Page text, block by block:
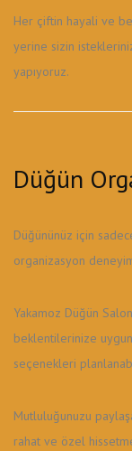
Her çiftin hayali ve
yerine sizin
yapıyoruz.
Düğün
Düğününüz için
organizasyon
Yakamoz Düğün
beklentilerinize
seçenekleri
Mutluluğunuzu
rahat ve özel